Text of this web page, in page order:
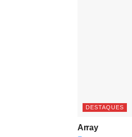
DESTAQUES
Array